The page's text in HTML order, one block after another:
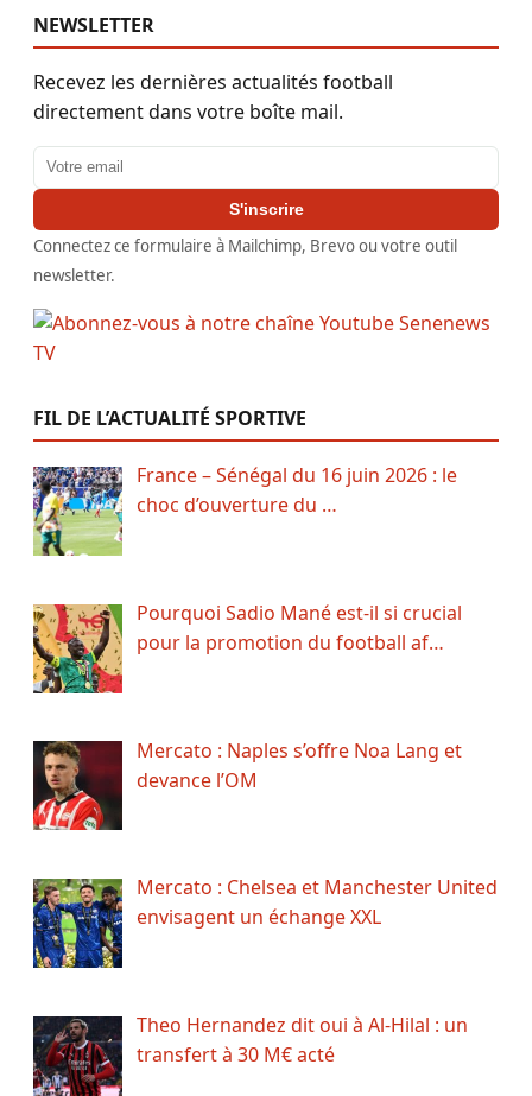
NEWSLETTER
Recevez les dernières actualités football
directement dans votre boîte mail.
Adresse email
S'inscrire
Connectez ce formulaire à Mailchimp, Brevo ou votre outil
newsletter.
FIL DE L’ACTUALITÉ SPORTIVE
France – Sénégal du 16 juin 2026 : le
choc d’ouverture du …
Pourquoi Sadio Mané est-il si crucial
pour la promotion du football af…
Mercato : Naples s’offre Noa Lang et
devance l’OM
Mercato : Chelsea et Manchester United
envisagent un échange XXL
Theo Hernandez dit oui à Al-Hilal : un
transfert à 30 M€ acté